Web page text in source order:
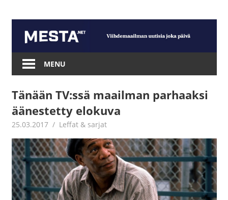
content
Mesta.net
MENU
Tänään TV:ssä maailman parhaaksi
äänestetty elokuva
25.03.2017 Jouni Hirn
Leffat & sarjat